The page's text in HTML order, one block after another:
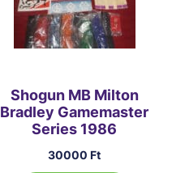
Shogun MB Milton
Bradley Gamemaster
Series 1986
30000Ft